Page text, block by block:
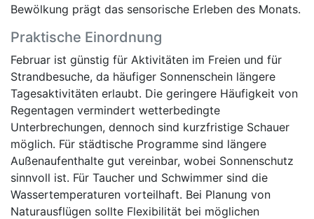
Bewölkung prägt das sensorische Erleben des Monats.
Praktische Einordnung
Februar ist günstig für Aktivitäten im Freien und für
Strandbesuche, da häufiger Sonnenschein längere
Tagesaktivitäten erlaubt. Die geringere Häufigkeit von
Regentagen vermindert wetterbedingte
Unterbrechungen, dennoch sind kurzfristige Schauer
möglich. Für städtische Programme sind längere
Außenaufenthalte gut vereinbar, wobei Sonnenschutz
sinnvoll ist. Für Taucher und Schwimmer sind die
Wassertemperaturen vorteilhaft. Bei Planung von
Naturausflügen sollte Flexibilität bei möglichen